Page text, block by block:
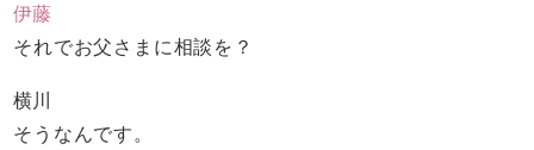
伊藤
それでお父さまに相談を？
横川
そうなんです。